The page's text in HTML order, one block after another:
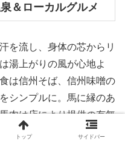
＆ローカルグルメ
を流し、身体の芯からリ
湯上がりの風が心地よ
は信州そば、信州味噌の
シンプルに。馬に縁のあ
肉は店により提供の有無
理や提供ルールが明確な
トップ サイドバー